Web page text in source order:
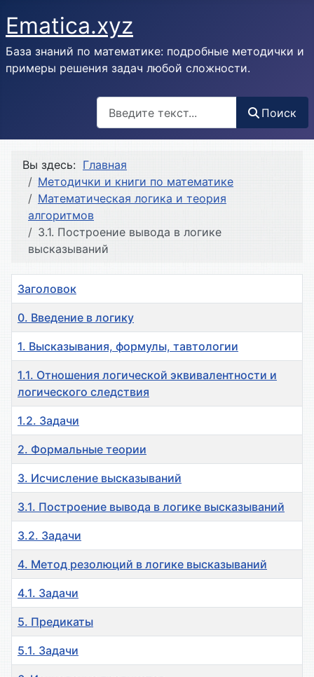
Ematica.xyz
База знаний по математике: подробные методички и
примеры решения задач любой сложности.
Поиск
Вы здесь: Главная
Методички и книги по математике
Математическая логика и теория
алгоритмов
3.1. Построение вывода в логике
высказываний
Заголовок
0. Введение в логику
1. Высказывания, формулы, тавтологии
1.1. Отношения логической эквивалентности и
логического следствия
1.2. Задачи
2. Формальные теории
3. Исчисление высказываний
3.1. Построение вывода в логике высказываний
3.2. Задачи
4. Метод резолюций в логике высказываний
4.1. Задачи
5. Предикаты
5.1. Задачи